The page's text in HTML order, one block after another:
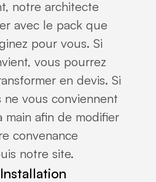
notre architecte
avec le pack que
pour vous. Si
vous pourrez
en devis. Si
vous conviennent
main afin de modifier
convenance
notre site.